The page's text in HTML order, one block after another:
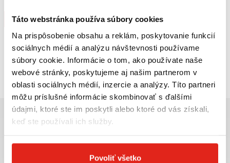
Táto webstránka používa súbory cookies
Na prispôsobenie obsahu a reklám, poskytovanie funkcií
sociálnych médií a analýzu návštevnosti používame
súbory cookie. Informácie o tom, ako používate naše
webové stránky, poskytujeme aj našim partnerom v
oblasti sociálnych médií, inzercie a analýzy. Títo partneri
môžu príslušné informácie skombinovať s ďalšími
údajmi, ktoré ste im poskytli alebo ktoré od vás získali,
keď ste používali ich služby.
Povoliť všetko
Kúpiť Kúpiť
Pozreli ste2 z2produktov